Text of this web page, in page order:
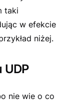
taki
w efekcie
niżej.
nie wie o co